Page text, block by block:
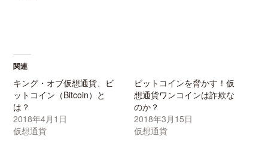
関連
キング・オブ仮想通貨、ビ
ットコイン（Bitcoin）と
は？
2018年4月1日
仮想通貨
ビットコインを脅かす！仮
想通貨ワンコインは詐欺な
のか？
2018年3月15日
仮想通貨